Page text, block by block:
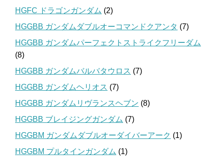
HGFC ドラゴンガンダム (2)
HGGBB ガンダムダブルオーコマンドクアンタ (7)
HGGBB ガンダムパーフェクトストライクフリーダム
(8)
HGGBB ガンダムバルバタウロス (7)
HGGBB ガンダムヘリオス (7)
HGGBB ガンダムリヴランスヘブン (8)
HGGBB ブレイジングガンダム (7)
HGGBM ガンダムダブルオーダイバーアーク (1)
HGGBM プルタインガンダム (1)